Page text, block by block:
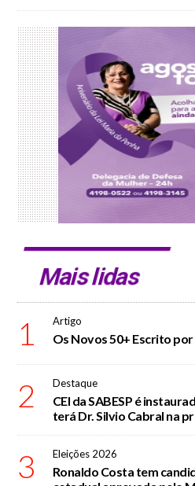
Mais lidas
1 Artigo
Os Novos 50+ Escrito
2 Destaque
CEI da SABESP é
terá Dr. Silvio Cabral na
3 Eleições 2026
Ronaldo Costa tem